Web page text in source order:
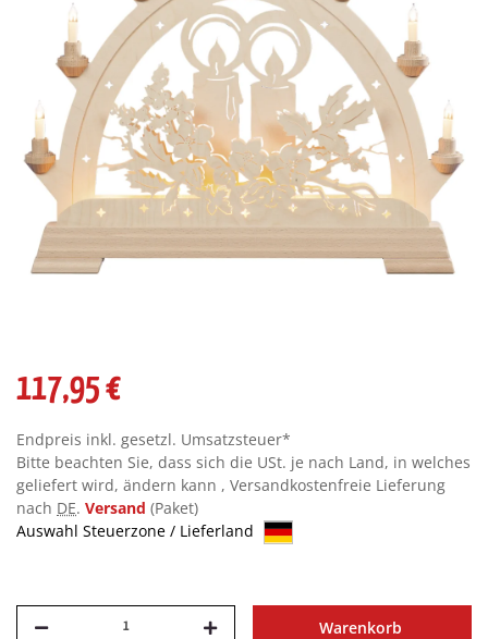
117,95 €
Endpreis inkl. gesetzl. Umsatzsteuer*
Bitte beachten Sie, dass sich die USt. je nach Land, in welches
geliefert wird, ändern kann , Versandkostenfreie Lieferung
nach DE. Versand (Paket)
Auswahl Steuerzone / Lieferland
Warenkorb